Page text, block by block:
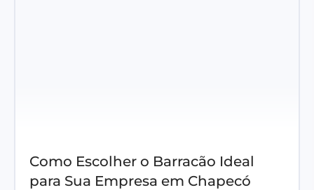
Como Escolher o Barracão Ideal
para Sua Empresa em Chapecó